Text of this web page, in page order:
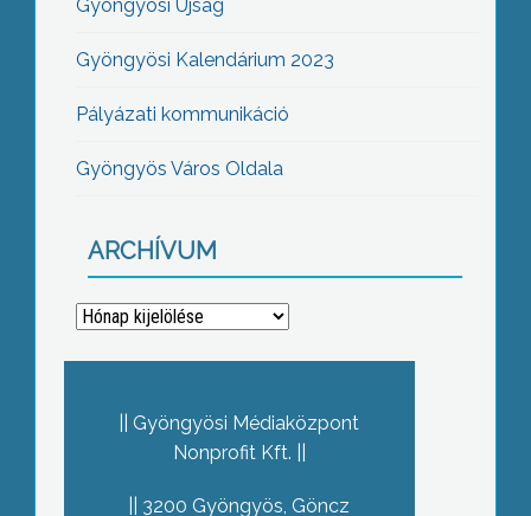
Gyöngyösi Újság
Gyöngyösi Kalendárium 2023
Pályázati kommunikáció
Gyöngyös Város Oldala
ARCHÍVUM
Archívum
Gyöngyösi Médiaközpont
Nonprofit Kft.
3200 Gyöngyös, Göncz